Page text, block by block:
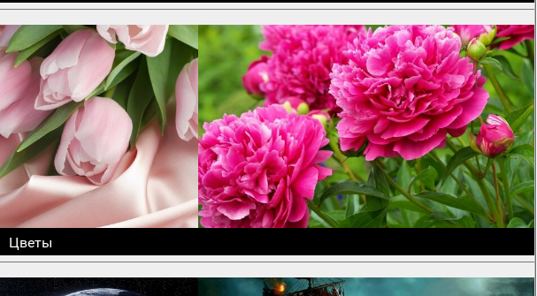
Цветы